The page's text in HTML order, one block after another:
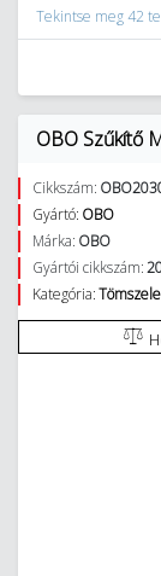
Tekintse meg 42
OBO Szűkítő
Cikkszám:
Gyártó: OBO
Márka: OBO
Gyártói cikkszám:
Kategória: